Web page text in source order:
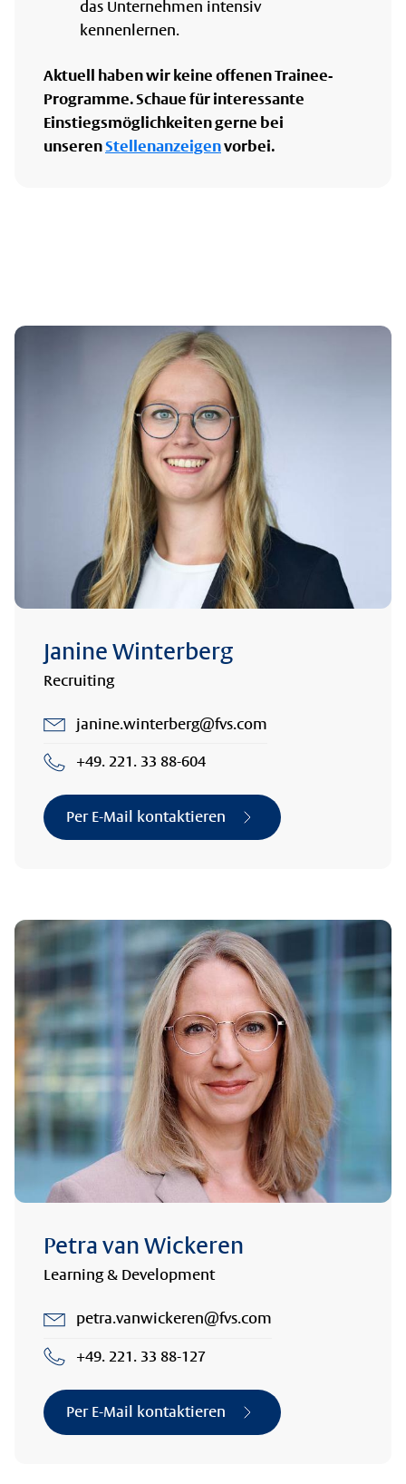
das Unternehmen intensiv
kennenlernen.
Aktuell haben wir keine offenen Trainee-
Programme. Schaue für interessante
Einstiegsmöglichkeiten gerne bei
unserenStellenanzeigenvorbei.
Janine Winterberg
Recruiting
janine.winterberg@fvs.com
+49. 221. 33 88-604
Per E-Mail kontaktieren
Petra van Wickeren
Learning & Development
petra.vanwickeren@fvs.com
+49. 221. 33 88-127
Per E-Mail kontaktieren